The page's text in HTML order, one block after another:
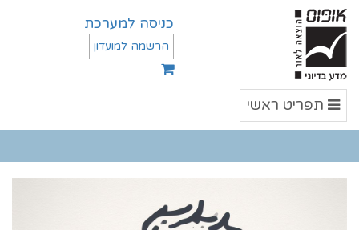
כניסה למערכת
הרשמה למועדון
תפריט
ראשי
תפריט ראשי